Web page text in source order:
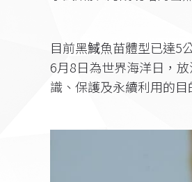
目前黑䱛魚苗體型已達5
6月8日為世界海洋日，
識、保護及永續利用的目